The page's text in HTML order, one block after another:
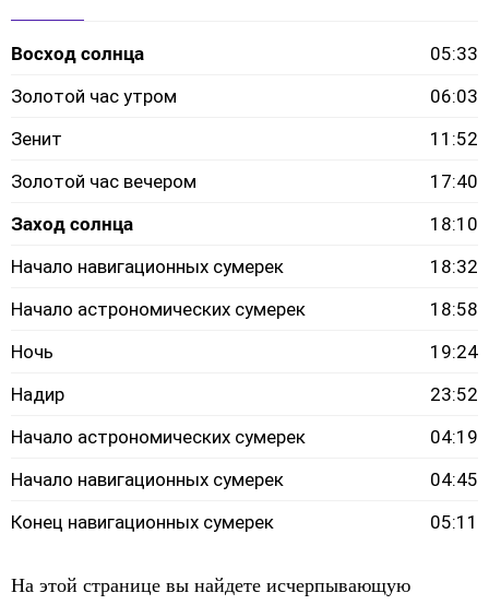
Восход солнца
05:33
Золотой час утром
06:03
Зенит
11:52
Золотой час вечером
17:40
Заход солнца
18:10
Начало навигационных сумерек
18:32
Начало астрономических сумерек
18:58
Ночь
19:24
Надир
23:52
Начало астрономических сумерек
04:19
Начало навигационных сумерек
04:45
Конец навигационных сумерек
05:11
На этой странице вы найдете исчерпывающую